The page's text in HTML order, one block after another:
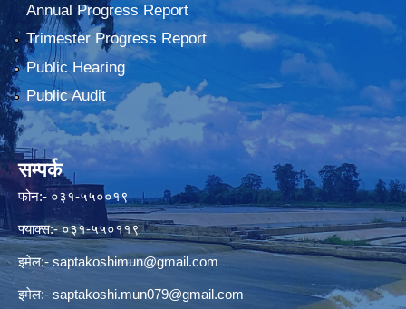
Annual Progress Report
Trimester Progress Report
Public Hearing
Public Audit
सम्पर्क
फोन:- ०३१-५५००१९
फ्याक्स:- ०३१-५५०११९
इमेल:- saptakoshimun@gmail.com
इमेल:- saptakoshi.mun079@gmail.com